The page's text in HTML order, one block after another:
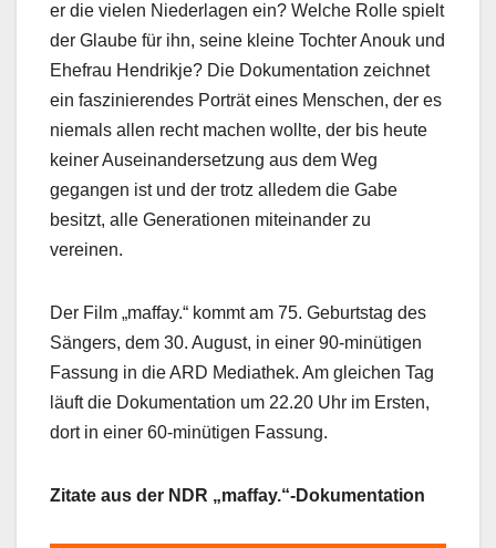
er die vielen Niederlagen ein? Welche Rolle spielt
der Glaube für ihn, seine kleine Tochter Anouk und
Ehefrau Hendrikje? Die Dokumentation zeichnet
ein faszinierendes Porträt eines Menschen, der es
niemals allen recht machen wollte, der bis heute
keiner Auseinandersetzung aus dem Weg
gegangen ist und der trotz alledem die Gabe
besitzt, alle Generationen miteinander zu
vereinen.
Der Film „maffay.“ kommt am 75. Geburtstag des
Sängers, dem 30. August, in einer 90-minütigen
Fassung in die ARD Mediathek. Am gleichen Tag
läuft die Dokumentation um 22.20 Uhr im Ersten,
dort in einer 60-minütigen Fassung.
Zitate aus der NDR „maffay.“-Dokumentation